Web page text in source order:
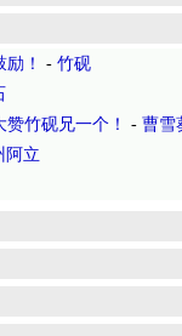
！
- 竹砚
竹砚兄一个！
- 曹雪
阿立